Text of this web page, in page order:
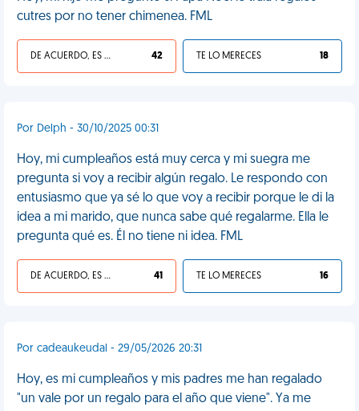
cutres por no tener chimenea. FML
DE ACUERDO, ES UNA VIDA HP 42 TE LO MERECES 18
Por Delph - 30/10/2025 00:31
Hoy, mi cumpleaños está muy cerca y mi suegra me
pregunta si voy a recibir algún regalo. Le respondo con
entusiasmo que ya sé lo que voy a recibir porque le di la
idea a mi marido, que nunca sabe qué regalarme. Ella le
pregunta qué es. Él no tiene ni idea. FML
DE ACUERDO, ES UNA VIDA HP 41 TE LO MERECES 16
Por cadeaukeudal - 29/05/2026 20:31
Hoy, es mi cumpleaños y mis padres me han regalado
"un vale por un regalo para el año que viene". Ya me